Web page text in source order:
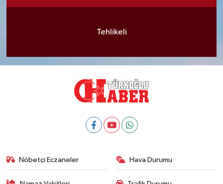
Tehlikeli
Nöbetçi Eczaneler Hava Durumu